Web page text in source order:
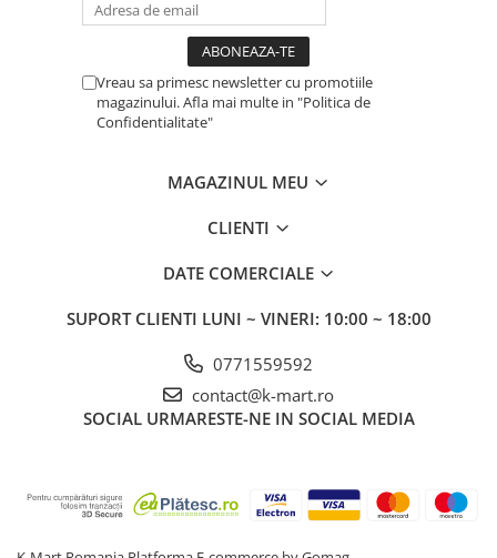
Vreau sa primesc newsletter cu promotiile
magazinului. Afla mai multe in "Politica de
Confidentialitate"
MAGAZINUL MEU
CLIENTI
DATE COMERCIALE
SUPORT CLIENTI LUNI ~ VINERI: 10:00 ~ 18:00
0771559592
contact@k-mart.ro
SOCIAL URMARESTE-NE IN SOCIAL MEDIA